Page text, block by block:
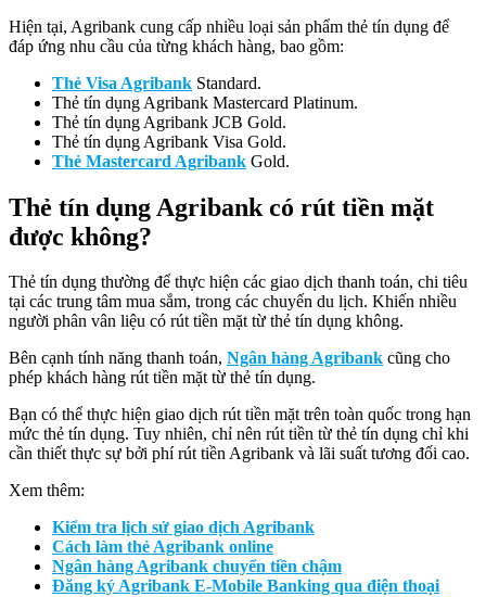
Hiện tại, Agribank cung cấp nhiều loại sản phẩm thẻ tín dụng để
đáp ứng nhu cầu của từng khách hàng, bao gồm:
Thẻ Visa Agribank Standard.
Thẻ tín dụng Agribank Mastercard Platinum.
Thẻ tín dụng Agribank JCB Gold.
Thẻ tín dụng Agribank Visa Gold.
Thẻ Mastercard Agribank Gold.
Thẻ tín dụng Agribank có rút tiền mặt
được không?
Thẻ tín dụng thường để thực hiện các giao dịch thanh toán, chi tiêu
tại các trung tâm mua sắm, trong các chuyến du lịch. Khiến nhiều
người phân vân liệu có rút tiền mặt từ thẻ tín dụng không.
Bên cạnh tính năng thanh toán, Ngân hàng Agribank cũng cho
phép khách hàng rút tiền mặt từ thẻ tín dụng.
Bạn có thể thực hiện giao dịch rút tiền mặt trên toàn quốc trong hạn
mức thẻ tín dụng. Tuy nhiên, chỉ nên rút tiền từ thẻ tín dụng chỉ khi
cần thiết thực sự bởi phí rút tiền Agribank và lãi suất tương đối cao.
Xem thêm:
Kiểm tra lịch sử giao dịch Agribank
Cách làm thẻ Agribank online
Ngân hàng Agribank chuyển tiền chậm
Đăng ký Agribank E-Mobile Banking qua điện thoại